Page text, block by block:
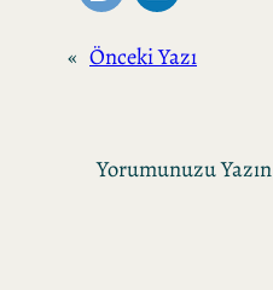
« Önceki Yazı
Yorumunuzu Yazın